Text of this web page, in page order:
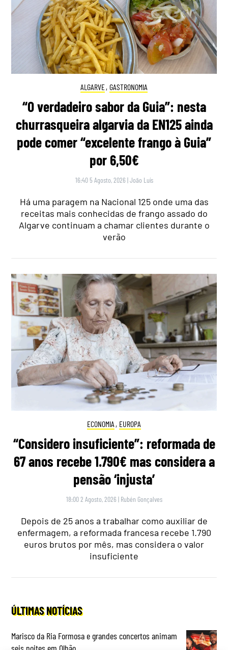
ALGARVE, GASTRONOMIA
“O verdadeiro sabor da Guia”: nesta
churrasqueira algarvia da EN125 ainda
pode comer “excelente frango à Guia”
por 6,50€
16:40 5 Agosto, 2026 |João Luís
Há uma paragem na Nacional 125 onde uma das
receitas mais conhecidas de frango assado do
Algarve continuam a chamar clientes durante o
verão
ECONOMIA , EUROPA
“Considero insuficiente”: reformada de
67 anos recebe 1.790€ mas considera a
pensão ‘injusta’
18:00 2 Agosto, 2026 | Rubén Gonçalves
Depois de 25 anos a trabalhar como auxiliar de
enfermagem, a reformada francesa recebe 1.790
euros brutos por mês, mas considera o valor
insuficiente
ÚLTIMAS NOTÍCIAS
Marisco da Ria Formosa e grandes concertos animam